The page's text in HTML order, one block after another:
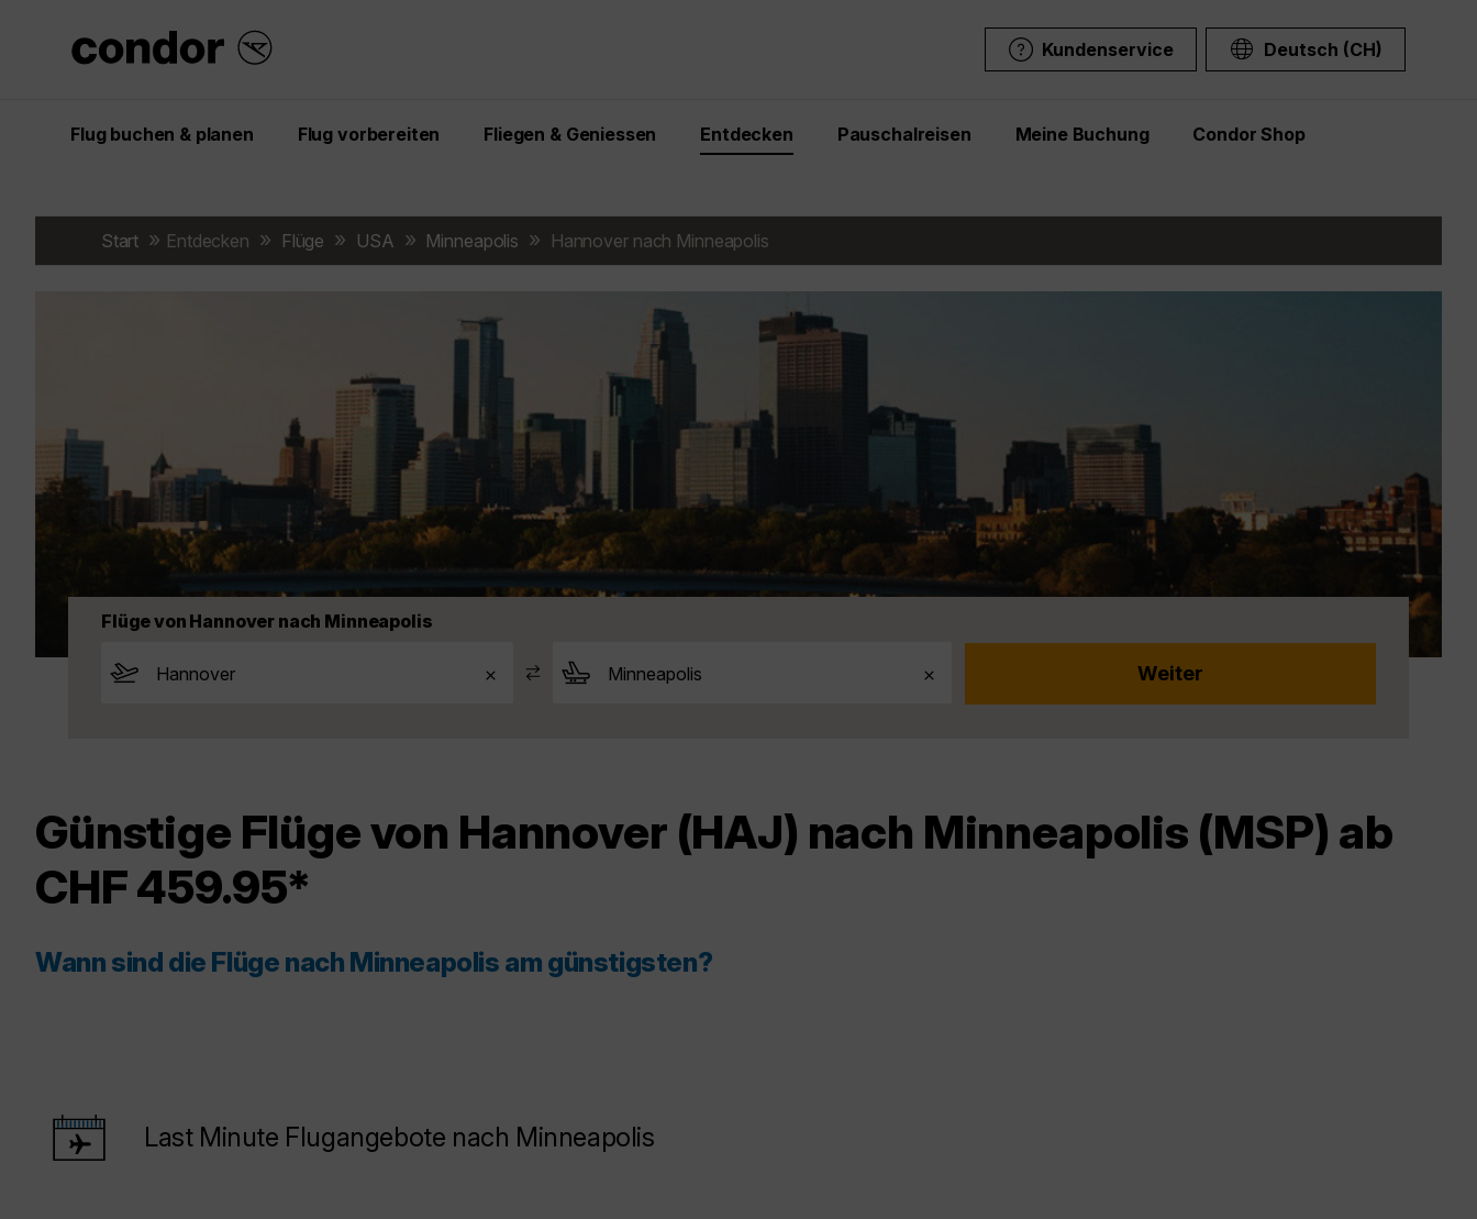
Kundenservice Deutsch (CH)
Flug buchen & planen Flug vorbereiten Fliegen & Geniessen Entdecken Pauschalreisen Meine Buchung Condor Shop
Start Entdecken Flüge USA Minneapolis Hannover nach Minneapolis
Flüge von Hannover nach Minneapolis
Günstige Flüge von Hannover (HAJ) nach Minneapolis (MSP) ab
CHF 459.95*
Wann sind die Flüge nach Minneapolis am günstigsten?
Last Minute Flugangebote nach Minneapolis